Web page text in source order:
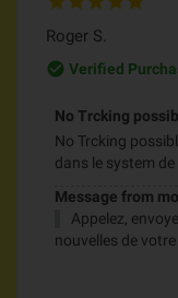
Roger S.
Verified
No Trcking
No Trcking
dans le system
Message from
Appelez,
nouvelles de